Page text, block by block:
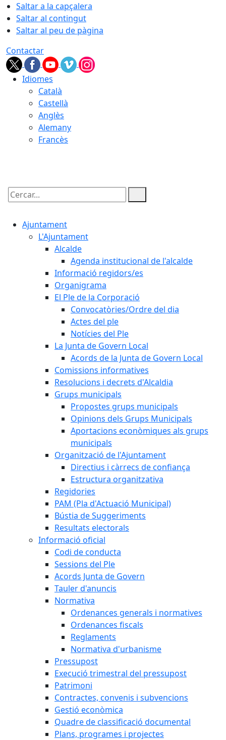
Saltar a la capçalera
Saltar al contingut
Saltar al peu de pàgina
Contactar
Idiomes
Català
Castellà
Anglès
Alemany
Francès
Cercar:
Ajuntament
L'Ajuntament
Alcalde
Agenda institucional de l'alcalde
Informació regidors/es
Organigrama
El Ple de la Corporació
Convocatòries/Ordre del dia
Actes del ple
Notícies del Ple
La Junta de Govern Local
Acords de la Junta de Govern Local
Comissions informatives
Resolucions i decrets d'Alcaldia
Grups municipals
Propostes grups municipals
Opinions dels Grups Municipals
Aportacions econòmiques als grups
municipals
Organització de l'Ajuntament
Directius i càrrecs de confiança
Estructura organitzativa
Regidories
PAM (Pla d'Actuació Municipal)
Bústia de Suggeriments
Resultats electorals
Informació oficial
Codi de conducta
Sessions del Ple
Acords Junta de Govern
Tauler d'anuncis
Normativa
Ordenances generals i normatives
Ordenances fiscals
Reglaments
Normativa d'urbanisme
Pressupost
Execució trimestral del pressupost
Patrimoni
Contractes, convenis i subvencions
Gestió econòmica
Quadre de classificació documental
Plans, programes i projectes